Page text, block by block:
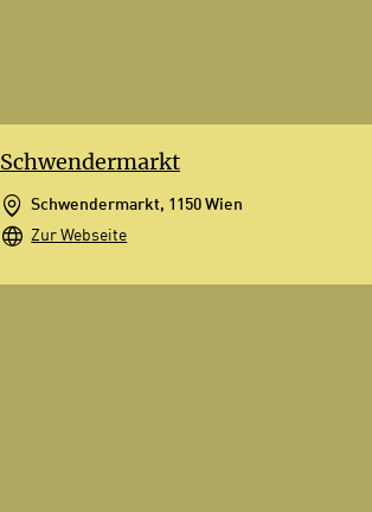
Schwendermarkt
Schwendermarkt, 1150 Wien
Zur Webseite